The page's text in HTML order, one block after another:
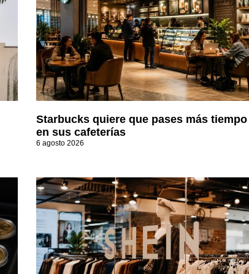
Starbucks quiere que pases más tiempo
en sus cafeterías
6 agosto 2026